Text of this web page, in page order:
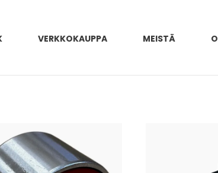
VERKKOKAUPPA MEISTÄ